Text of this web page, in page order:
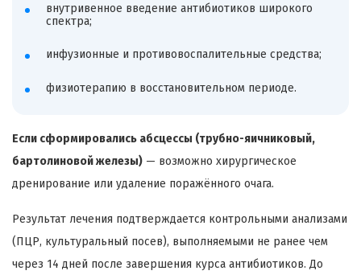
внутривенное введение антибиотиков широкого
спектра;
инфузионные и противовоспалительные средства;
физиотерапию в восстановительном периоде.
Если сформировались абсцессы (трубно-яичниковый,
бартолиновой железы) — возможно хирургическое
дренирование или удаление поражённого очага.
Результат лечения подтверждается контрольными анализами
(ПЦР, культуральный посев), выполняемыми не ранее чем
через 14 дней после завершения курса антибиотиков. До